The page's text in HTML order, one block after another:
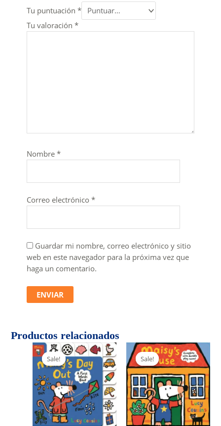
Tu puntuación *
Tu valoración *
Nombre *
Correo electrónico *
Guardar mi nombre, correo electrónico y sitio
web en este navegador para la próxima vez que
haga un comentario.
Productos relacionados
Sale!
Sale! Sale!
Sale!